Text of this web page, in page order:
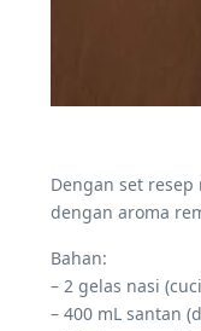
Dengan set
dengan aroma
Bahan:
– 2 gelas nasi
– 400 mL santan